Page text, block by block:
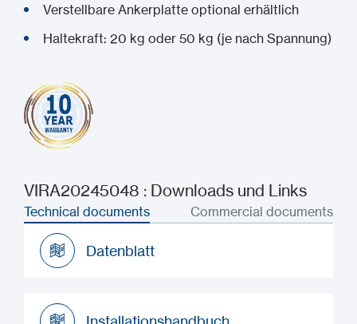
Verstellbare Ankerplatte optional erhältlich
Haltekraft: 20 kg oder 50 kg (je nach Spannung)
VIRA20245048 : Downloads und Links
Technical documents Commercial documents
Datenblatt
Installationshandbuch